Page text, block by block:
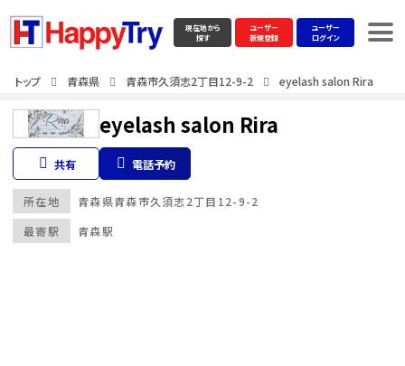
現在地から
探す
ユーザー
新規登録
ユーザー
ログイン
トップ 青森県 青森市久須志2丁目12-9-2 eyelash salon Rira
eyelash salon Rira
共有 電話予約
最寄駅 青森駅
所在地 青森県青森市久須志2丁目12-9-2